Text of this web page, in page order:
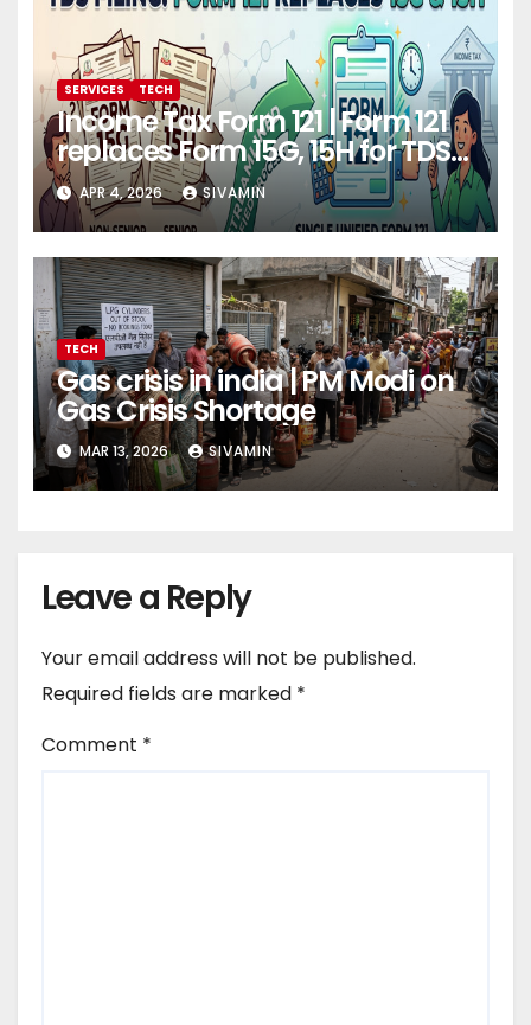
SERVICES TECH
Income Tax Form 121 | Form 121
replaces Form 15G, 15H for TDS
filing
APR 4, 2026 SIVAMIN
TECH
Gas crisis in india | PM Modi on
Gas Crisis Shortage
MAR 13, 2026 SIVAMIN
Leave a Reply
Your email address will not be published.
Required fields are marked *
Comment *